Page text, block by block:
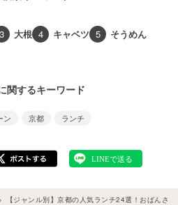
3 大根 4 キャベツ 5 そうめん
関するキーワード
ン 京都 ランチ
【ジャンル別】京都の人気ランチ24選！おばんざ